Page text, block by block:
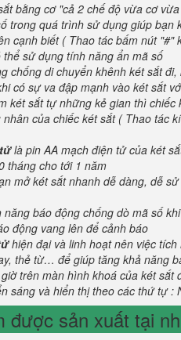
bằng cơ "cả 2 chế độ vừa cơ
trong quá trình sử dụng giúp
cạnh biết ( Thao tác bấm nút
sử dụng tính năng ẩn mã số
chống di chuyển khênh két sắt
có sự va đập mạnh vào két sắt
két sắt tự những kẻ gian thì
của chiếc két sắt ( Thao tác
là pin AA mạch điện tử của két
tháng cho tới 1 năm
mở két sắt nhanh dễ dàng, dễ
báo động chống dò mã số
động vang lên để cảnh báo
hiện đại và linh hoạt nên việc
thẻ từ… để giúp tăng khả năng
trên màn hình khoá của két
sáng và hiển thị theo các thứ tự
được sản xuất tại